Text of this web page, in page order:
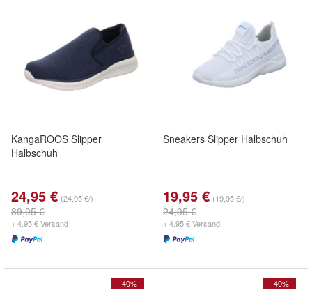
KangaROOS Slipper
Halbschuh
24,95 € (24,95 €/)
39,95 €
+ 4,95 € Versand
Sneakers Slipper Halbschuh
19,95 € (19,95 €/)
24,95 €
+ 4,95 € Versand
- 40% - 40%